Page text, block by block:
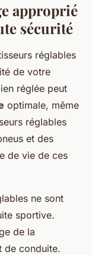
approprié
sécurité
réglables
de votre
réglée peut
optimale, même
réglables
et des
de vie de ces
ne sont
sportive.
de la
de conduite.